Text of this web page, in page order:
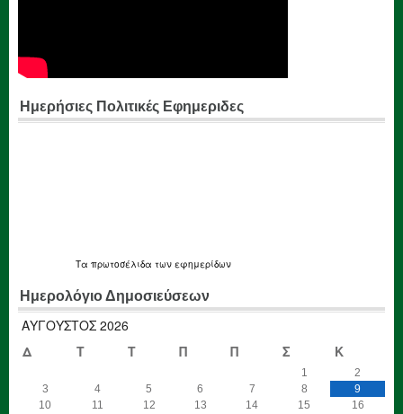
Ημερήσιες Πολιτικές Εφημεριδες
Τα πρωτοσέλιδα των εφημερίδων
Ημερολόγιο Δημοσιεύσεων
ΑΎΓΟΥΣΤΟΣ 2026
Δ
Τ Τ Π Π Σ Κ
1
2
3
4 5 6 7 8
9
10
11 12 13 14 15
16